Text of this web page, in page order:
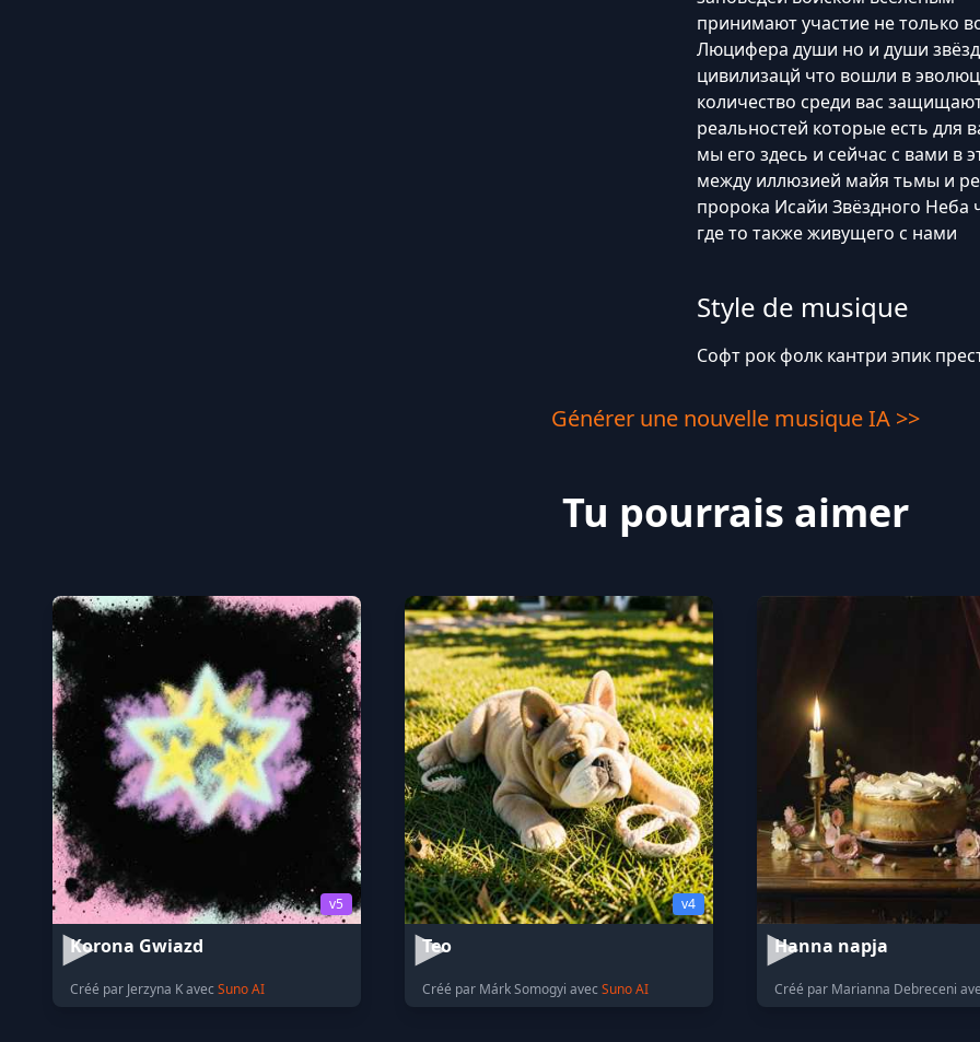
принимают участие не только
Люцифера души но и души
цивилизацй что вошли в
количество среди вас
реальностей которые есть для
мы его здесь и сейчас с вами в
между иллюзией майя тьмы и
пророка Исайи Звёздного Неба
где то также живущего с нами
Style de musique
Софт рок фолк кантри эпик
Générer une nouvelle musique IA >>
Tu pourrais aimer
v5
Korona Gwiazd
Créé par Jerzyna K avec Suno AI
v4
Teo
Créé par Márk Somogyi avec Suno AI
Hanna napja
Créé par Marianna Debreceni